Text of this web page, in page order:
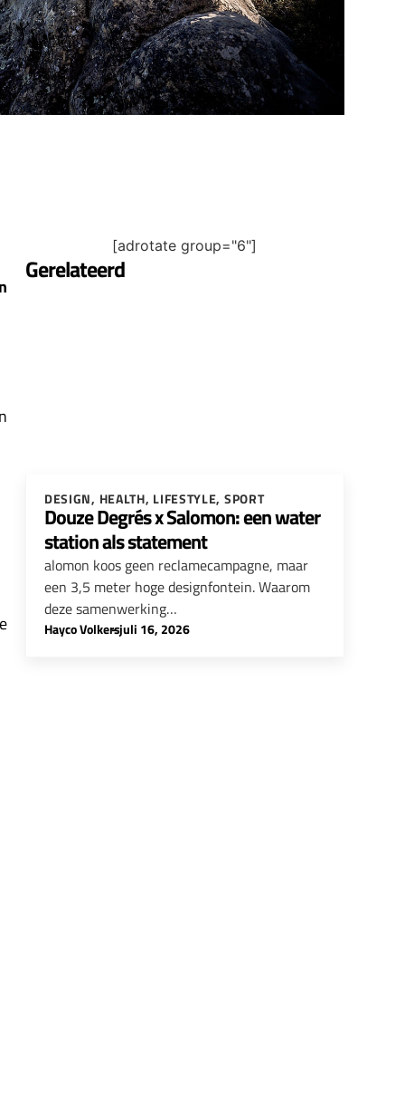
[adrotate group="6"]
Gerelateerd
DESIGN, HEALTH, LIFESTYLE, SPORT
Douze Degrés x Salomon: een water
station als statement
alomon koos geen reclamecampagne, maar
een 3,5 meter hoge designfontein. Waarom
deze samenwerking…
Hayco Volkers
-juli 16, 2026